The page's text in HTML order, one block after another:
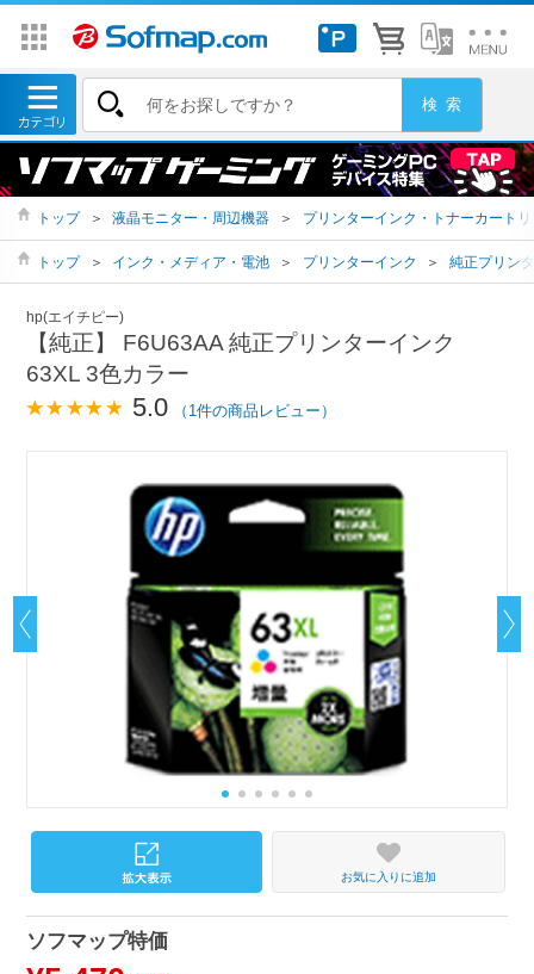
トップ ＞ 液晶モニター・周辺機器 ＞ プリンターインク・トナーカートリ
トップ ＞ インク・メディア・電池 ＞ プリンターインク ＞ 純正プリン
hp(エイチピー)
【純正】 F6U63AA 純正プリンターインク
63XL 3色カラー
5.0 （1件の商品レビュー）
お気に入りに追加
ソフマップ特価